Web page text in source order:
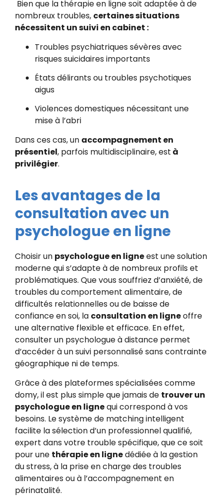
Bien que la thérapie en ligne soit adaptée à de
nombreux troubles, certaines situations
nécessitent un suivi en cabinet :
Troubles psychiatriques sévères avec
risques suicidaires importants
États délirants ou troubles psychotiques
aigus
Violences domestiques nécessitant une
mise à l’abri
Dans ces cas, un accompagnement en
présentiel, parfois multidisciplinaire, est à
privilégier.
Les avantages de la
consultation avec un
psychologue en ligne
Choisir un psychologue en ligneest une solution
moderne qui s’adapte à de nombreux profils et
problématiques. Que vous souffriez d’anxiété, de
troubles du comportement alimentaire, de
difficultés relationnelles ou de baisse de
confiance en soi, la consultation en ligneoffre
une alternative flexible et efficace. En effet,
consulter un psychologue à distance permet
d’accéder à un suivi personnalisé sans contrainte
géographique ni de temps.
Grâce à des plateformes spécialisées comme
domy, il est plus simple que jamais de trouver un
psychologue en lignequi correspond à vos
besoins. Le système de matching intelligent
facilite la sélection d’un professionnel qualifié,
expert dans votre trouble spécifique, que ce soit
pour une thérapie en lignedédiée à la gestion
du stress, à la prise en charge des troubles
alimentaires ou à l’accompagnement en
périnatalité.